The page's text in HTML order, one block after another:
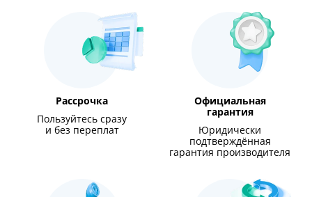
Рассрочка
Пользуйтесь сразу
и без переплат
Официальная
гарантия
Юридически
подтверждённая
гарантия производителя